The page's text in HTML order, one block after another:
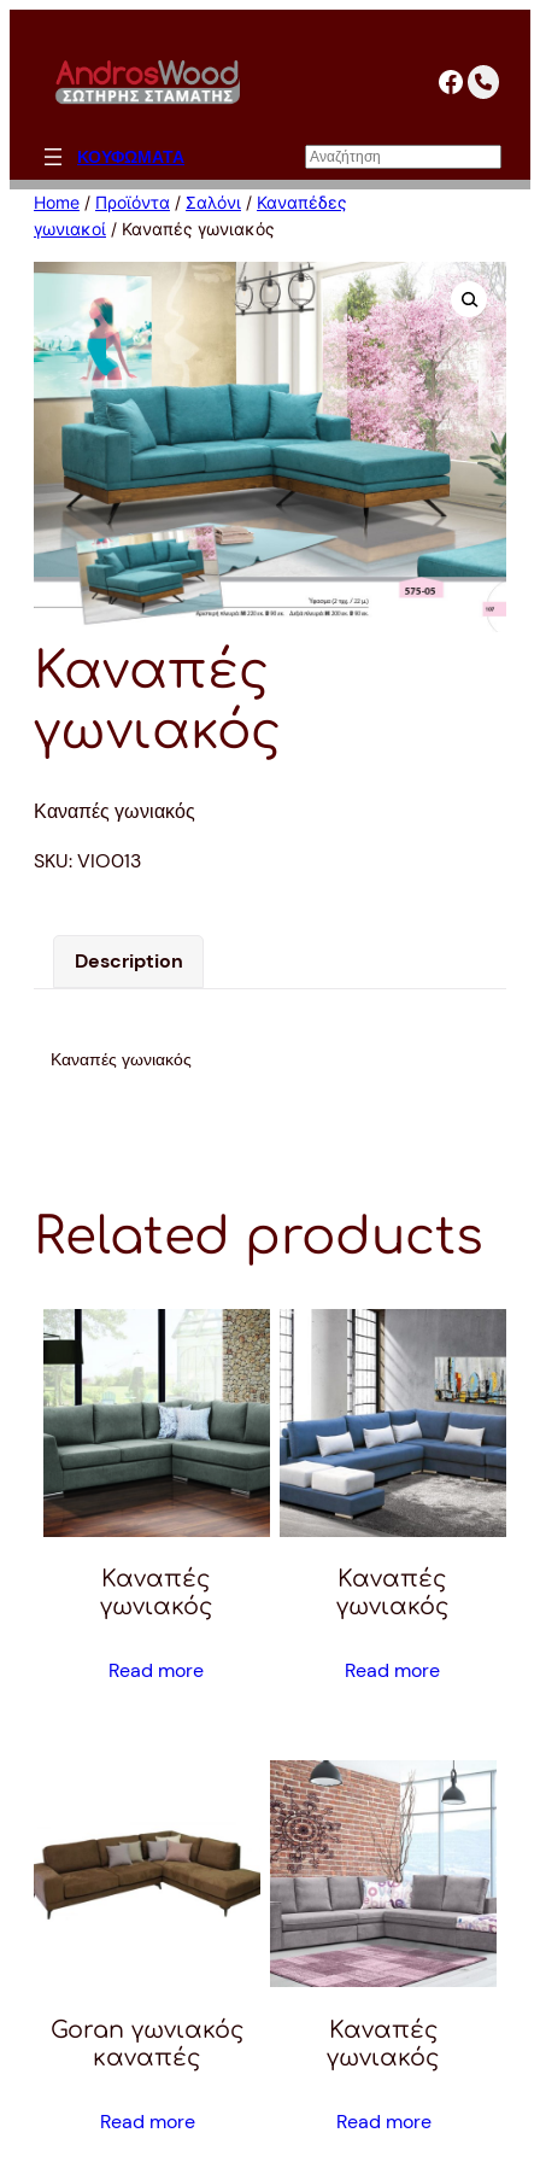
περιεχόμενο
ΚΟΥΦΩΜΑΤΑ Αναζήτηση
Home / Προϊόντα / Σαλόνι / Καναπέδες
γωνιακοί / Καναπές γωνιακός
Καναπές
γωνιακός
Καναπές γωνιακός
SKU:VIO013
Description
Καναπές γωνιακός
Related products
Καναπές
γωνιακός
Read more
Καναπές
γωνιακός
Read more
Goran γωνιακός
καναπές
Read more
Καναπές
γωνιακός
Read more